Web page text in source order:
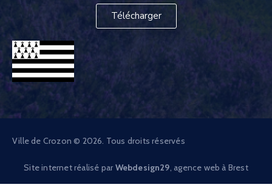
Télécharger
Ville de Crozon © 2026. Tous droits réservés
Site internet réalisé par Webdesign29 , agence web à Brest